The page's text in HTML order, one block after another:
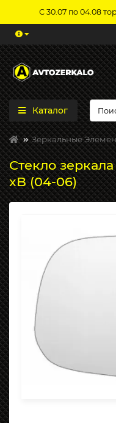
С 30.07 по 04.08
Каталог
Зеркальные
Стекло
xB (04-06)